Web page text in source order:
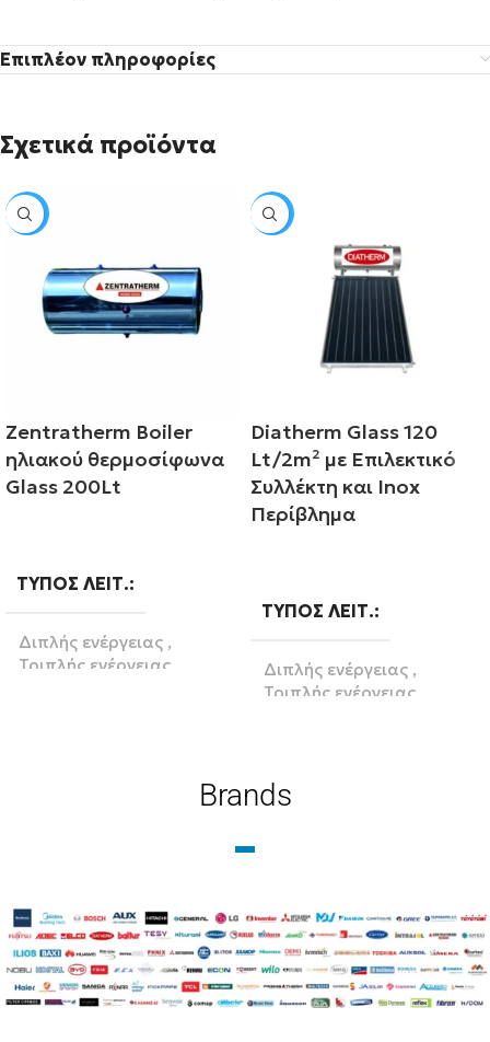
Επιπλέον πληροφορίες
Σχετικά προϊόντα
SALE
Zentratherm Boiler
ηλιακού θερμοσίφωνα
Glass 200Lt
ΤΎΠΟΣ ΛΕΙΤ.
Διπλής ενέργειας ,
Τριπλής ενέργειας
ΥΛΙΚΌ Glass
SALE
Diatherm Glass 120
Lt/2m² με Επιλεκτικό
Συλλέκτη και Inox
Περίβλημα
ΤΎΠΟΣ ΛΕΙΤ.
Διπλής ενέργειας ,
Τριπλής ενέργειας
ΕΠΙΦΆΝΕΙΑ(M2) 2
Brands